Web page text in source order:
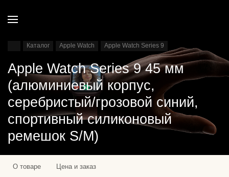
Каталог Apple Watch Apple Watch Series 9
Apple Watch Series 9 45 мм
(алюминиевый корпус,
серебристый/грозовой синий,
спортивный силиконовый
ремешок S/M)
О товаре Цена и заказ